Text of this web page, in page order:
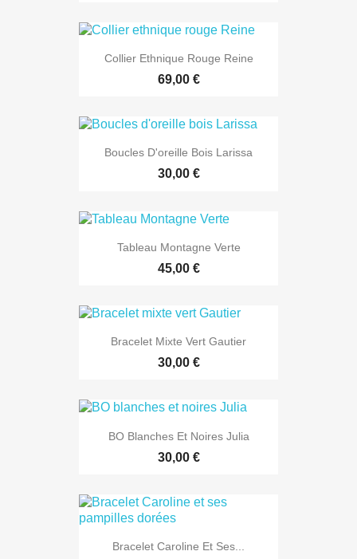
Collier Ethnique Rouge Reine
69,00 €
Boucles D'oreille Bois Larissa
30,00 €
Tableau Montagne Verte
45,00 €
Bracelet Mixte Vert Gautier
30,00 €
BO Blanches Et Noires Julia
30,00 €
Bracelet Caroline Et Ses...